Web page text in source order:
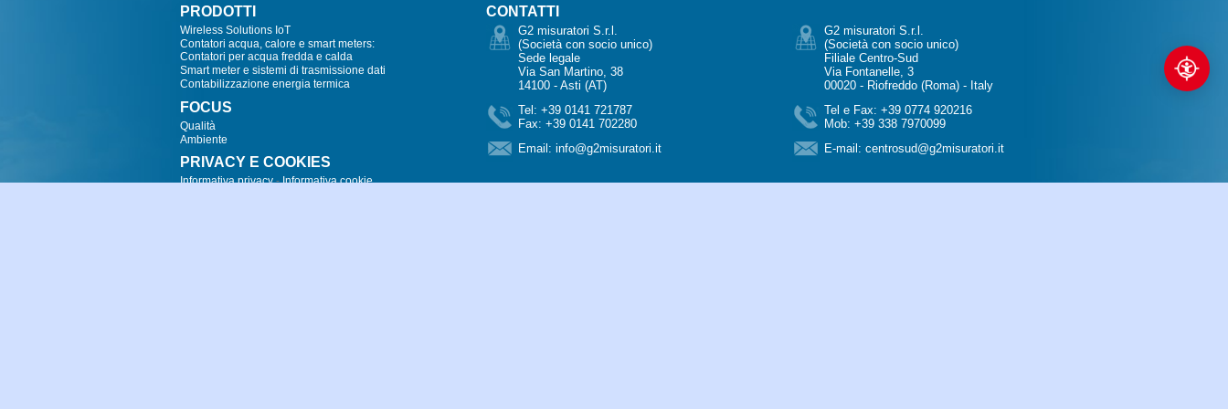
PRODOTTI
Wireless Solutions IoT
Contatori acqua, calore e smart meters:
Contatori per acqua fredda e calda
Smart meter e sistemi di trasmissione dati
Contabilizzazione energia termica
FOCUS
Qualità
Ambiente
PRIVACY E COOKIES
Informativa privacy-Informativa cookie
CONTATTI
G2 misuratori S.r.l.
(Società con socio unico)
Sede legale
Via San Martino, 38
14100 - Asti (AT)
Tel: +39 0141 721787
Fax: +39 0141 702280
Email: info@g2misuratori.it
G2 misuratori S.r.l.
(Società con socio unico)
Filiale Centro-Sud
Via Fontanelle, 3
00020 - Riofreddo (Roma) - Italy
Tel e Fax: +39 0774 920216
Mob: +39 338 7970099
E-mail: centrosud@g2misuratori.it